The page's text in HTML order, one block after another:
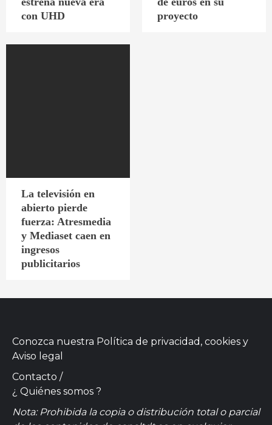
con UHD
proyecto
La televisión en
abierto pierde
fuerza: Atresmedia
y Mediaset caen en
ingresos
publicitarios
Conozca nuestra Política de privacidad, cookies y
Aviso legal
Contacto /
¿ Quiénes somos ?
Nota: Prohibida la copia o distribución total o parcial